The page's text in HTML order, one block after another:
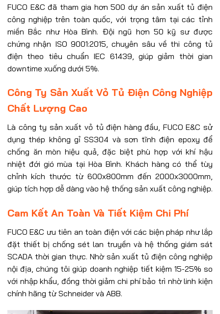
FUCO E&C đã tham gia hơn 500 dự án sản xuất tủ điện
công nghiệp trên toàn quốc, với trọng tâm tại các tỉnh
miền Bắc như Hòa Bình. Đội ngũ hơn 50 kỹ sư được
chứng nhận ISO 9001:2015, chuyên sâu về thi công tủ
điện theo tiêu chuẩn IEC 61439, giúp giảm thời gian
downtime xuống dưới 5%.
Công Ty Sản Xuất Vỏ Tủ Điện Công Nghiệp
Chất Lượng Cao
Là công ty sản xuất vỏ tủ điện hàng đầu, FUCO E&C sử
dụng thép không gỉ SS304 và sơn tĩnh điện epoxy để
chống ăn mòn hiệu quả, đặc biệt phù hợp với khí hậu
nhiệt đới gió mùa tại Hòa Bình. Khách hàng có thể tùy
chỉnh kích thước từ 600x800mm đến 2000x3000mm,
giúp tích hợp dễ dàng vào hệ thống sản xuất công nghiệp.
Cam Kết An Toàn Và Tiết Kiệm Chi Phí
FUCO E&C ưu tiên an toàn điện với các biện pháp như lắp
đặt thiết bị chống sét lan truyền và hệ thống giám sát
SCADA thời gian thực. Nhờ sản xuất tủ điện công nghiệp
nội địa, chúng tôi giúp doanh nghiệp tiết kiệm 15-25% so
với nhập khẩu, đồng thời giảm chi phí bảo trì nhờ linh kiện
chính hãng từ Schneider và ABB.